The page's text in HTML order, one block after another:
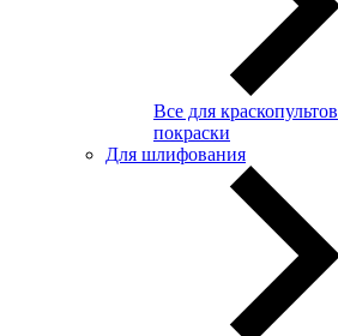
Все для краскопультов
покраски
Для шлифования